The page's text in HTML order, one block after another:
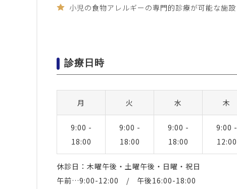
小児の食物アレルギーの専門的診療が可能な施設
診療日時
月 火 水 木
9:00 -
18:00
9:00 -
18:00
9:00 -
18:00
9:00 -
12:00
休診日：木曜午後・土曜午後・日曜・祝日
午前…9:00-12:00 / 午後16:00-18:00